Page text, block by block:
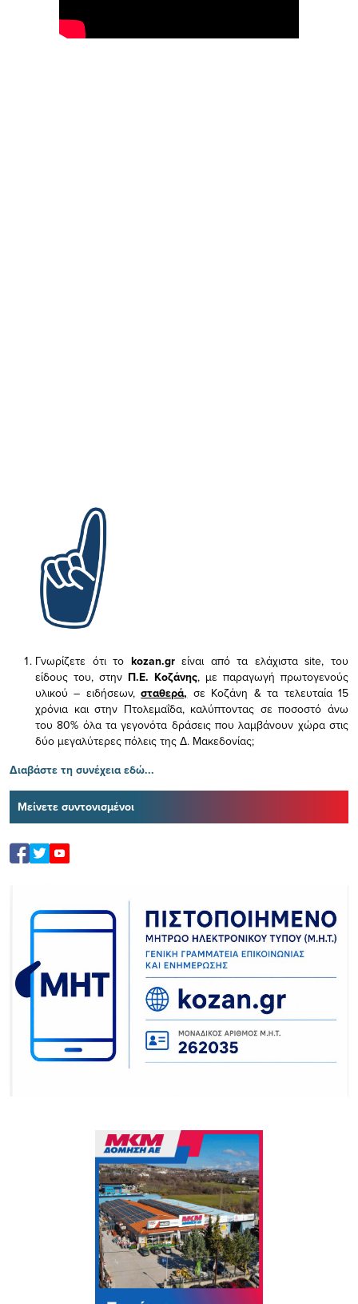
Γνωρίζετε ότι το kozan.gr είναι από τα ελάχισταsite, του
είδους του, στην Π.Ε. Κοζάνης, με παραγωγή πρωτογενούς
υλικού – ειδήσεων,σταθερά, σε Κοζάνη & τα τελευταία 15
χρόνια και στην Πτολεμαΐδα, καλύπτοντας σε ποσοστό άνω
του 80% όλα τα γεγονότα δράσεις που λαμβάνουν χώρα στις
δύο μεγαλύτερες πόλεις της Δ. Μακεδονίας;
Διαβάστε τη συνέχεια εδώ...
Μείνετε συντονισμένοι